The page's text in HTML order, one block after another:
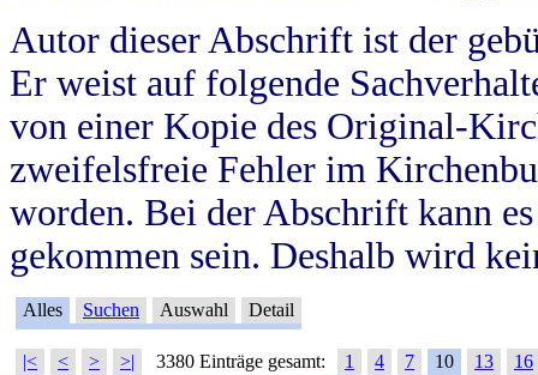
Autor dieser Abschrift ist der
Er weist auf folgende
von einer Kopie des Original-
zweifelsfreie Fehler im
worden. Bei der Abschrift kann
gekommen sein. Deshalb wird
Alles Suchen Auswahl Detail
|< < > >| 3380 Einträge gesamt: 1 4 7 10 13
16